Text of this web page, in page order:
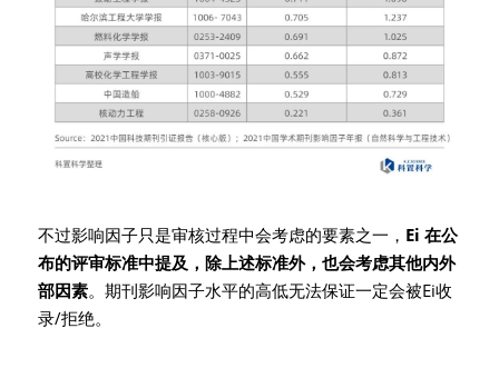
不过影响因子只是审核过程中会考虑的要素之一， Ei 在公
布的评审标准中提及，除上述标准外，也会考虑其他内外
部因素。期刊影响因子水平的高低无法保证一定会被Ei收
录/拒绝。